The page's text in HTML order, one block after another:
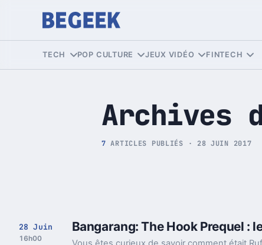
Tech et Pop culture
TECH POP CULTURE JEUX VIDÉO FINTECH
Archives
7 ARTICLES PUBLIÉS · 28 JUIN 2017
28 Juin
16h00
Bangarang: The Hook Prequel :